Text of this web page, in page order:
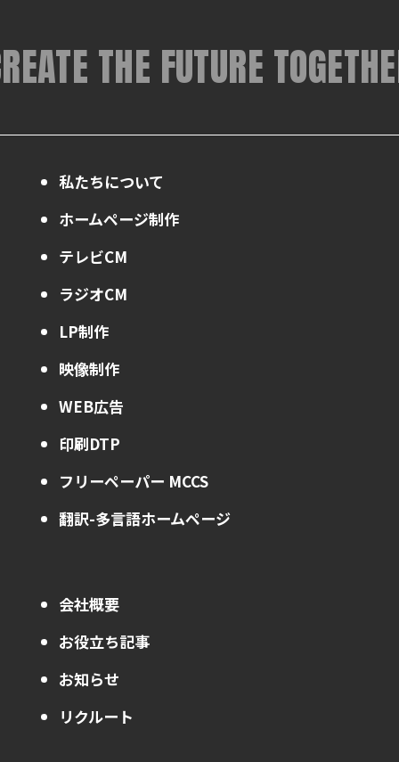
THE FUTURE
私たちについて
ホームページ制作
テレビCM
ラジオCM
LP制作
映像制作
WEB広告
印刷DTP
フリーペーパー MCCS
翻訳-多言語ホームページ
会社概要
お役立ち記事
お知らせ
リクルート